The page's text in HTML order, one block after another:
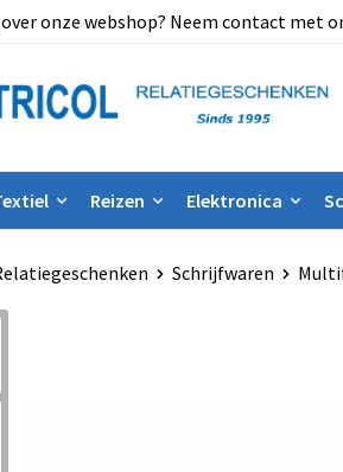
onze webshop? Neem contact met
Reizen Elektronica
Schrijfwaren